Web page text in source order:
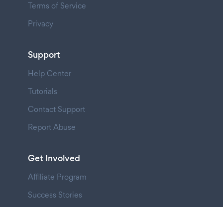
Terms of Service
Privacy
Support
Help Center
Tutorials
Contact Support
Report Abuse
Get Involved
Affiliate Program
Success Stories